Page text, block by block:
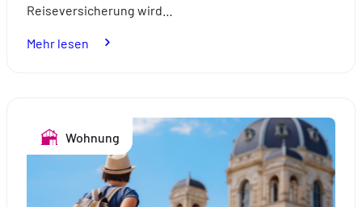
Reiseversicherung wird…
Mehr lesen
Reisen
ganz
entspannt
mit
Wohnung